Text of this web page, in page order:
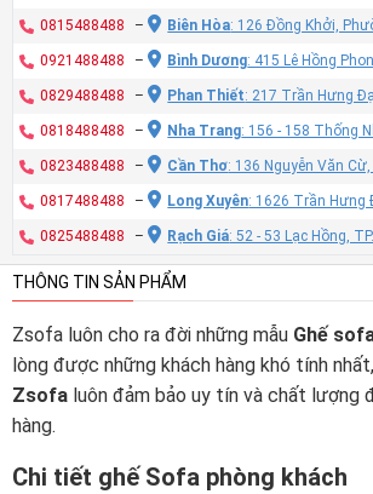
0815488488 – Biên Hòa: 126 Đồng Khởi,
0921488488 – Bình Dương: 415 Lê Hồng
0829488488 – Phan Thiết: 217 Trần Hưng
0818488488 – Nha Trang: 156 - 158 Thống
0823488488 – Cần Thơ: 136 Nguyễn Văn
0817488488 – Long Xuyên: 1626 Trần Hưng
0825488488 – Rạch Giá: 52 - 53 Lạc Hồng,
THÔNG TIN SẢN PHẨM
Zsofa luôn cho ra đời những mẫu Ghế
lòng được những khách hàng khó tính nhất,
Zsofa luôn đảm bảo uy tín và chất lượng
hàng.
Chi tiết ghế Sofa phòng khách